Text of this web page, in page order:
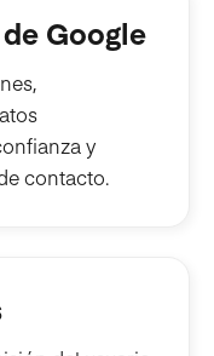
Google
y
contacto.